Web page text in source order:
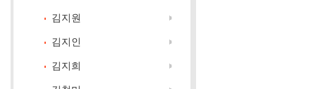
김지원
김지인
김지희